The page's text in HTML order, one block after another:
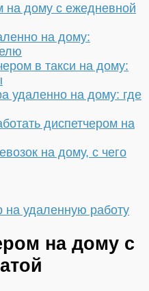
на дому с ежедневной
на дому:
в такси на дому:
удаленно на дому: где
диспетчером на
на дому, с чего
на удаленную работу
на дому с